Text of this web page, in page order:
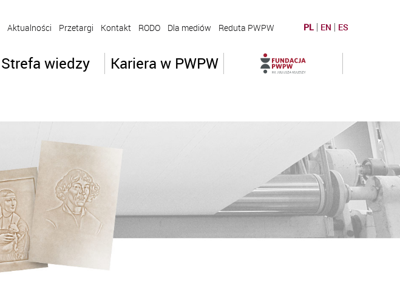
Aktualności Przetargi Kontakt RODO Dla mediów Reduta PWPW PL EN ES
Strefa wiedzy Kariera w PWPW